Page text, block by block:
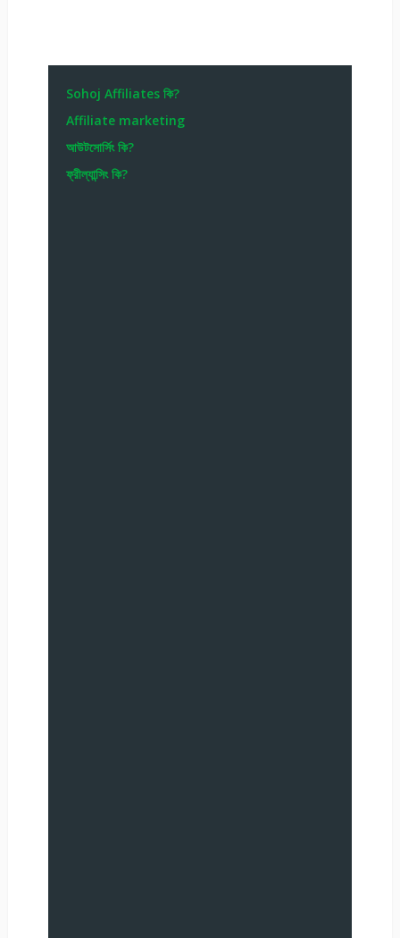
Sohoj Affiliates কি?
Affiliate marketing
আউটসোর্সিং কি?
ফ্রীল্যান্সিং কি?